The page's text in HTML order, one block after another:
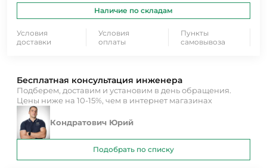
Наличие по складам
Условия
доставки
Условия
оплаты
Пункты
самовывоза
Бесплатная консультация инженера
Подберем, доставим и установим в день обращения.
Цены ниже на 10-15%, чем в интернет магазинах
Кондратович Юрий
Подобрать по списку